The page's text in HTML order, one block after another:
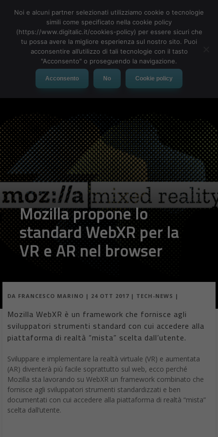
MENU
Mozilla propone lo
standard WebXR per la
VR e AR nel browser
DA FRANCESCO MARINO | 24 OTT 2017 | TECH-NEWS |
Mozilla WebXR è un framework che fornisce agli
sviluppatori strumenti standard con cui accedere alla
piattaforma di realtà “mista” scelta dall’utente.
Sviluppare e implementare la realtà virtuale (VR) e aumentata
(AR) diventerà più facile soprattutto sul web, ecco perché
Mozilla sta lavorando su WebXR un framework combinato che
fornisce agli sviluppatori strumenti standardizzati e ben
documentati con cui accedere alla piattaforma di realtà “mista”
scelta dall’utente.
Noi e alcuni partner selezionati utilizziamo cookie o tecnologie
simili come specificato nella cookie policy
(https://www.digitalic.it/cookies-policy) per essere sicuri che
tu possa avere la migliore esperienza sul nostro sito. Puoi
acconsentire all’utilizzo di tali tecnologie con il tasto
"Acconsento" o proseguendo la navigazione.
Acconsento No Cookie policy